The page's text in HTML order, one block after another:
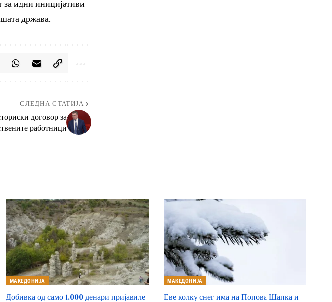
за идни иницијативи
држава.
СЛЕДНА СТАТИЈА
договор за
работници
МАКЕДОНИЈА
Добивка од само 1.000 денари пријавиле
МАКЕДОНИЈА
Еве колку снег има на Попова Шапка и